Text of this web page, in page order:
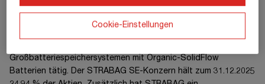
Ein weiteres wesentliches assoziiertes Unternehmen ist die
Großbatteriespeichersystemen mit Organic-SolidFlow
Batterien tätig. Der STRABAG SE-Konzern hält zum 31.12.2025
Cookie-Einstellungen